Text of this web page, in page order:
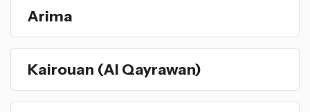
Arima
Kairouan (Al Qayrawan)